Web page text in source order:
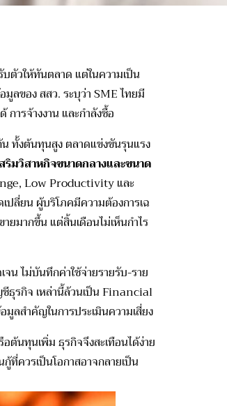
ตัวให้ทันตลาด แต่ในความเป็น
ลของ สสว. ระบุว่า SME ไทยมี
ารจ้างงาน และกำลังซื้อ
ทั้งต้นทุนสูง ตลาดแข่งขันรุนแรง
ริมวิสาหกิจขนาดกลางและขนาด
Low Productivity และ
ปลี่ยน ผู้บริโภคมีความต้องการเฉ
ยมากขึ้น แต่สิ้นเดือนไม่เห็นกำไร
จน ไม่บันทึกค่าใช้จ่ายรายรับ-ราย
ธุรกิจ เหล่านี้ล้วนเป็น Financial
มูลสำคัญในการประเมินความเสี่ยง
ต้นทุนเพิ่ม ธุรกิจจึงสะเทือนได้ง่าย
ที่ควรเป็นโอกาสอาจกลายเป็น